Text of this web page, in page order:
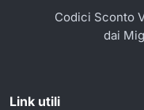
Codici Sconto
dai
Link utili